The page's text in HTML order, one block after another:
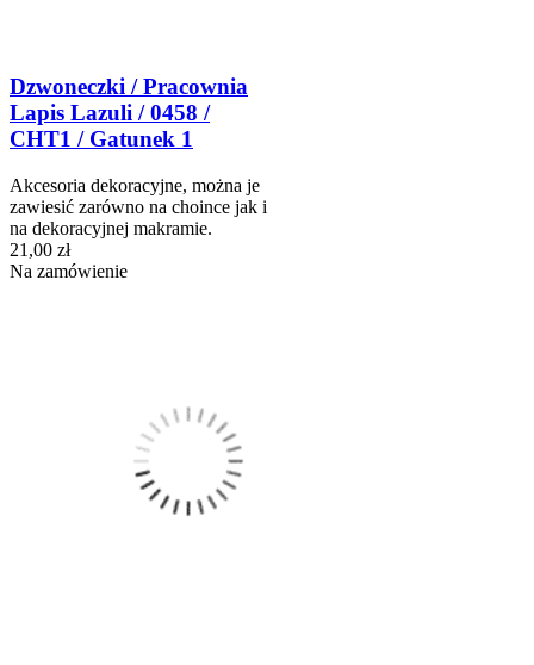
Dzwoneczki / Pracownia
Lapis Lazuli / 0458 /
CHT1 / Gatunek 1
Akcesoria dekoracyjne, można je
zawiesić zarówno na choince jak i
na dekoracyjnej makramie.
21,00 zł
Na zamówienie